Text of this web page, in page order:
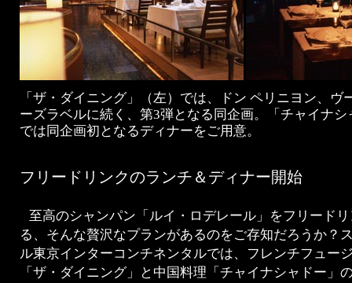
「ザ・ダイニング」（左）では、ドン ペリニヨン、ヴ
ーズラベルに続く、第3弾となる同企画。「チャイナ
では同企画初となるディナーをご用意。
フリードリンクのランチ＆ディナー開始
至高のシャンパン「ルイ・ロデレール」をフリード
る、そんな贅沢なプランがあるのをご存知だろうか？
ル東京インターコンチネンタルでは、フレンチフュー
「ザ・ダイニング」と中国料理「チャイナシャドー」